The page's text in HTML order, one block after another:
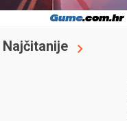
Najčitanije